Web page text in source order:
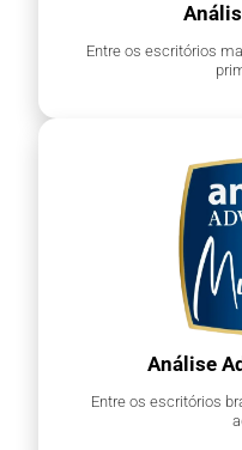
Entre os escritórios
Análise
Entre os escritórios